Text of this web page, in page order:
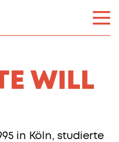
WILL
in Köln, studierte